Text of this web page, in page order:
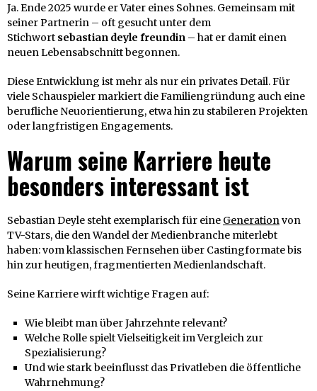
Ja. Ende 2025 wurde er Vater eines Sohnes. Gemeinsam mit
seiner Partnerin – oft gesucht unter dem
Stichwort sebastian deyle freundin – hat er damit einen
neuen Lebensabschnitt begonnen.
Diese Entwicklung ist mehr als nur ein privates Detail. Für
viele Schauspieler markiert die Familiengründung auch eine
berufliche Neuorientierung, etwa hin zu stabileren Projekten
oder langfristigen Engagements.
Warum seine Karriere heute
besonders interessant ist
Sebastian Deyle steht exemplarisch für eine Generationvon
TV-Stars, die den Wandel der Medienbranche miterlebt
haben: vom klassischen Fernsehen über Castingformate bis
hin zur heutigen, fragmentierten Medienlandschaft.
Seine Karriere wirft wichtige Fragen auf:
Wie bleibt man über Jahrzehnte relevant?
Welche Rolle spielt Vielseitigkeit im Vergleich zur
Spezialisierung?
Und wie stark beeinflusst das Privatleben die öffentliche
Wahrnehmung?